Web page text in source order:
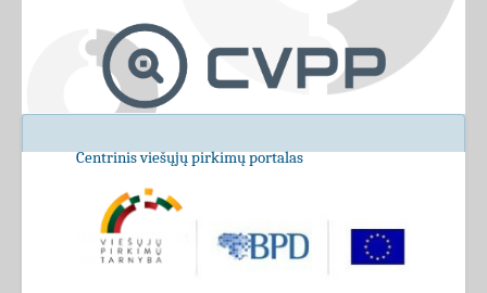
Centrinis viešųjų pirkimų portalas